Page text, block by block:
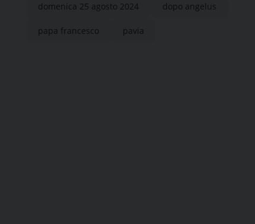
Chiesa cristiana. Le Chiese
non si toccano!”
domenica 25 agosto 2024 dopo angelus
papa francesco pavia